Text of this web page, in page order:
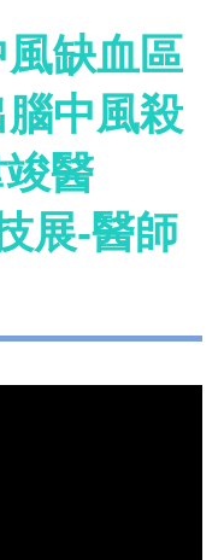
缺血區
中風殺
醫
展-醫師